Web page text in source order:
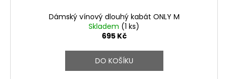
Dámský vínový dlouhý kabát ONLY M
Skladem (1 ks)
695 Kč
DO KOŠÍKU